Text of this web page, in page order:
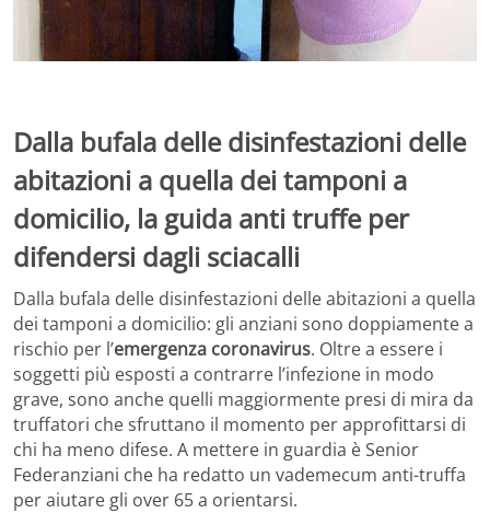
Dalla bufala delle disinfestazioni delle
abitazioni a quella dei tamponi a
domicilio, la guida anti truffe per
difendersi dagli sciacalli
Dalla bufala delle disinfestazioni delle abitazioni a quella
dei tamponi a domicilio: gli anziani sono doppiamente a
rischio per l’emergenza coronavirus. Oltre a essere i
soggetti più esposti a contrarre l’infezione in modo
grave, sono anche quelli maggiormente presi di mira da
truffatori che sfruttano il momento per approfittarsi di
chi ha meno difese. A mettere in guardia è Senior
Federanziani che ha redatto un vademecum anti-truffa
per aiutare gli over 65 a orientarsi.